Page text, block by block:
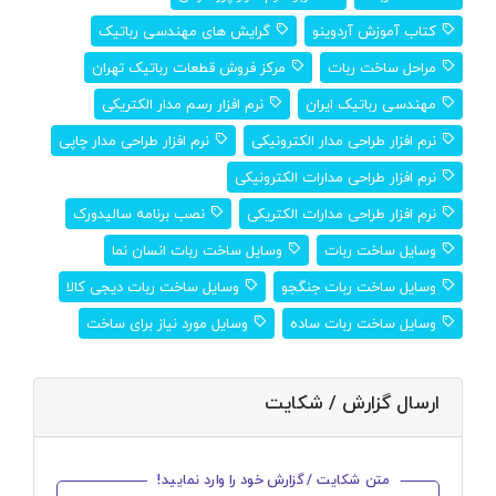
کتاب آموزش آردوینو
گرایش های مهندسی رباتیک
مراحل ساخت ربات
مرکز فروش قطعات رباتیک تهران
مهندسی رباتیک ایران
نرم افزار رسم مدار الکتریکی
نرم افزار طراحی مدار الکترونیکی
نرم افزار طراحی مدار چاپی
نرم افزار طراحی مدارات الکترونیکی
نرم افزار طراحی مدارات الکتریکی
نصب برنامه سالیدورک
وسایل ساخت ربات
وسایل ساخت ربات انسان نما
وسایل ساخت ربات جنگجو
وسایل ساخت ربات دیجی کالا
وسایل ساخت ربات ساده
وسایل مورد نیاز برای ساخت
ارسال گزارش / شکایت
متن شکایت / گزارش خود را وارد نمایید!